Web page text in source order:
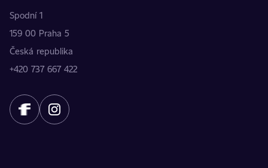
Spodní 1
159 00 Praha 5
Česká republika
+420 737 667 422